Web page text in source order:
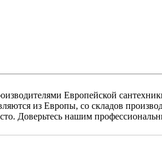
Европейской
из Европы, со складов
Доверьтесь нашим